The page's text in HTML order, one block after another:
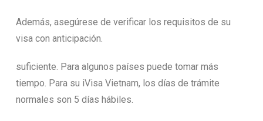
Además, asegúrese de verificar los requisitos de su
visa con anticipación.
suficiente. Para algunos países puede tomar más
tiempo. Para su iVisa Vietnam, los días de trámite
normales son 5 días hábiles.